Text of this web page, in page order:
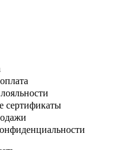
сертификаты